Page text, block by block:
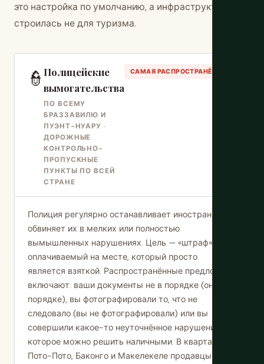
это настройка по умолчанию, а инфраструктура
строилась не для туризма.
👮 Полицейские
вымогательства
ПО ВСЕМУ
БРАЗЗАВИЛЮ И
ПУЭНТ-НУАРУ ·
ДОРОЖНЫЕ
КОНТРОЛЬНО-
ПРОПУСКНЫЕ
ПУНКТЫ ПО ВСЕЙ
СТРАНЕ
САМАЯ РАСПРОСТРАНЁННАЯ
Полиция регулярно останавливает иностранцев и
обвиняет их в мелких или полностью
вымышленных нарушениях. Цель — «штраф»,
оплачиваемый на месте, который просто
является взяткой. Распространённые предлоги
включают: ваши документы не в порядке (они в
порядке), вы фотографировали то, что не
следовало (вы не фотографировали) или вы
совершили какое-то неуточнённое нарушение,
которое можно решить наличными. В кварталах
Пото-Пото, Баконго и Макелекеле продавцы